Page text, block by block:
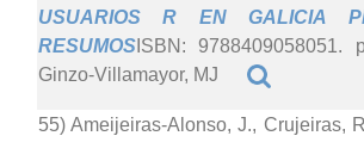
USUARIOS R EN GALICIA
RESUMOSISBN: 9788409058051.
Ginzo-Villamayor, MJ
55) Ameijeiras-Alonso, J., Crujeiras,